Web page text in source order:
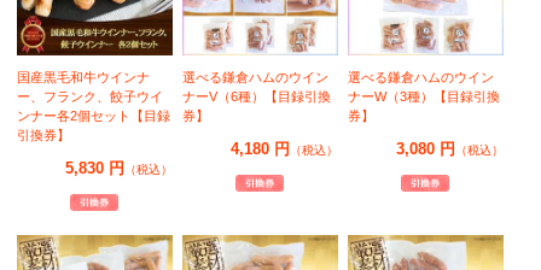
国産黒毛和牛ウインナ
ー、フランク、餃子ウイ
ンナー各2個セット【目録
引換券】
5,830 円 （税込）
選べる鎌倉ハムのウイン
ナーV（6種）【目録引換
券】
4,180 円 （税込）
選べる鎌倉ハムのウイン
ナーW（3種）【目録引換
券】
3,080 円 （税込）